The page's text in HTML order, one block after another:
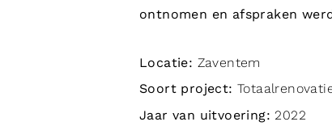
ontnomen en afspraken
Locatie: Zaventem
Soort project:
Jaar van uitvoering: 2022